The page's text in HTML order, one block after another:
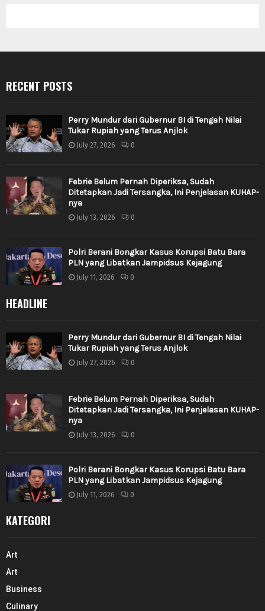
RECENT POSTS
Perry Mundur dari Gubernur BI di Tengah Nilai
Tukar Rupiah yang Terus Anjlok
July 27, 2026 0
Febrie Belum Pernah Diperiksa, Sudah
Ditetapkan Jadi Tersangka, Ini Penjelasan KUHAP-
nya
July 13, 2026 0
Polri Berani Bongkar Kasus Korupsi Batu Bara
PLN yang Libatkan Jampidsus Kejagung
July 11, 2026 0
HEADLINE
Perry Mundur dari Gubernur BI di Tengah Nilai
Tukar Rupiah yang Terus Anjlok
July 27, 2026 0
Febrie Belum Pernah Diperiksa, Sudah
Ditetapkan Jadi Tersangka, Ini Penjelasan KUHAP-
nya
July 13, 2026 0
Polri Berani Bongkar Kasus Korupsi Batu Bara
PLN yang Libatkan Jampidsus Kejagung
July 11, 2026 0
KATEGORI
Art
Art
Business
Culinary